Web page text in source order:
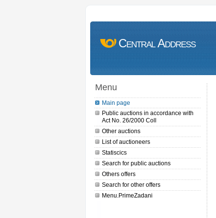
Central Address
Menu
Main page
Public auctions in accordance with
Act No. 26/2000 Coll
Other auctions
List of auctioneers
Statiscics
Search for public auctions
Others offers
Search for other offers
Menu.PrimeZadani